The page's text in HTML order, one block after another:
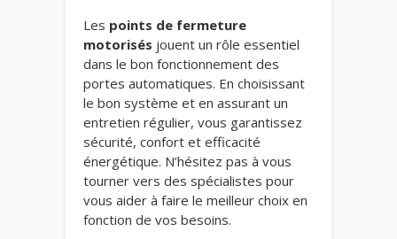
Les points de fermeture
motorisés jouent un rôle essentiel
dans le bon fonctionnement des
portes automatiques. En choisissant
le bon système et en assurant un
entretien régulier, vous garantissez
sécurité, confort et efficacité
énergétique. N’hésitez pas à vous
tourner vers des spécialistes pour
vous aider à faire le meilleur choix en
fonction de vos besoins.